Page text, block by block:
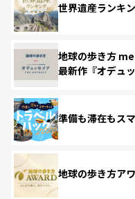
世界遺産ランキ
地球の歩き方
最新作『オデュ
準備も滞在もス
地球の歩き方ア